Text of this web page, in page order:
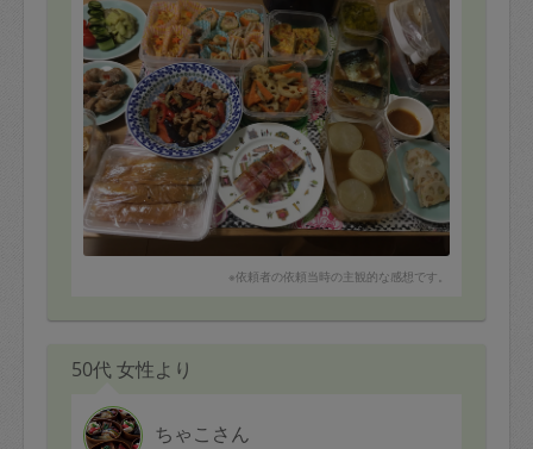
・お稲荷さん用の油揚げ
・牡蠣のオイル煮
・鯖の味噌煮
・風呂吹き大根
・スパニッシュオムレツ
・蓮根ごぼう人参の根菜中華風マリネ
・蓮根のはさみ揚げ
・牡蠣のベーコン巻き
・ナスとズッキーニのナムル
・ナスと豚肉の味噌炒め
・野菜の肉巻き
・しのだ巻き
・鮭の味噌漬け（焼くだけ）
ことも気にかけていただけたりと、とても親切丁寧にし
ていただいています。
また次回もよろしくお願い致します☆
※依頼者の依頼当時の主観的な感想です。
50代 女性より
ちゃこさん